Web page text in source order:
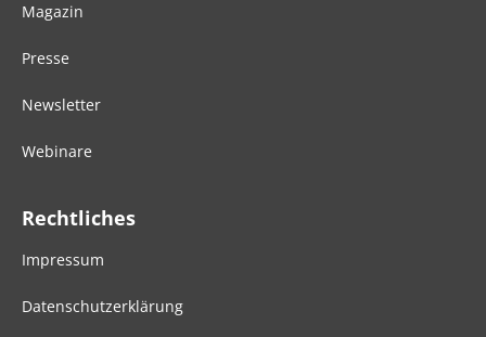
Magazin
Presse
Newsletter
Webinare
Rechtliches
Impressum
Datenschutzerklärung